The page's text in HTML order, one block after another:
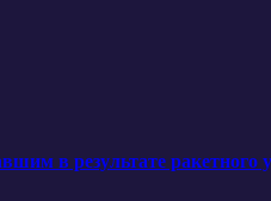
в результате ракетного